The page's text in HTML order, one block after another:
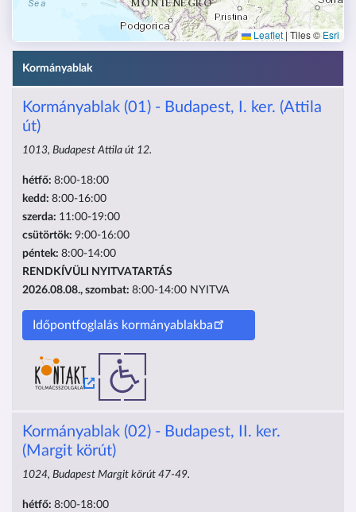
Leaflet | Tiles © Esri
Kormányablak
Kormányablak (01) - Budapest, I. ker. (Attila
út)
1013, Budapest Attila út 12.
hétfő: 8:00-18:00
kedd: 8:00-16:00
szerda: 11:00-19:00
csütörtök: 9:00-16:00
péntek: 8:00-14:00
RENDKÍVÜLI NYITVATARTÁS
2026.08.08., szombat: 8:00-14:00 NYITVA
Időpontfoglalás kormányablakba
Kormányablak (02) - Budapest, II. ker.
(Margit körút)
1024, Budapest Margit körút 47-49.
hétfő: 8:00-18:00